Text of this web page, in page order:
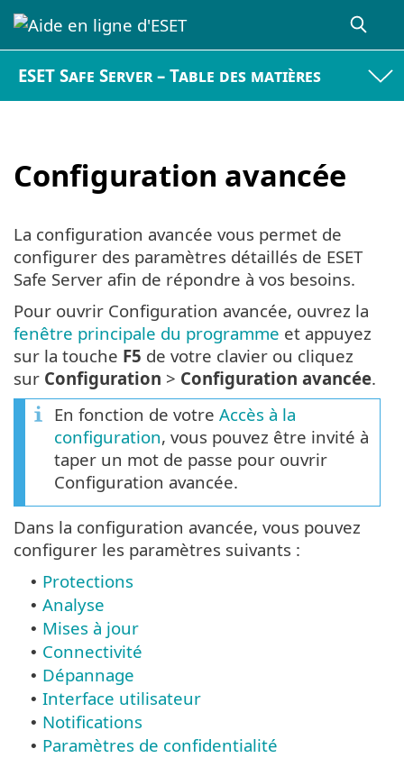
ESET Safe Server – Table des matières
Configuration avancée
La configuration avancée vous permet de
configurer des paramètres détaillés de ESET
Safe Server afin de répondre à vos besoins.
Pour ouvrir Configuration avancée, ouvrez la
fenêtre principale du programme et appuyez
sur la touche F5 de votre clavier ou cliquez
sur Configuration > Configuration avancée.
En fonction de votre Accès à la
configuration, vous pouvez être invité à
taper un mot de passe pour ouvrir
Configuration avancée.
Dans la configuration avancée, vous pouvez
configurer les paramètres suivants :
• Protections
• Analyse
• Mises à jour
• Connectivité
• Dépannage
• Interface utilisateur
• Notifications
• Paramètres de confidentialité